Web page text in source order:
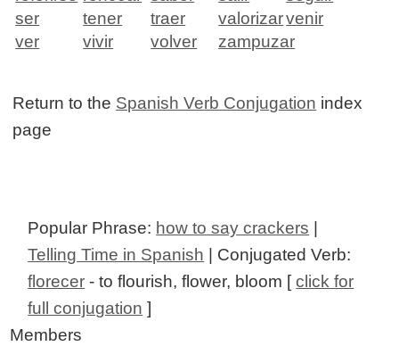
ser
tener traer valorizarvenir
ver
vivir volver zampuzar
Return to the Spanish Verb Conjugation index
page
Popular Phrase: how to say crackers
Telling Time in Spanish | Conjugated Verb:
florecer - to flourish, flower, bloom [click for
full conjugation ]
Members